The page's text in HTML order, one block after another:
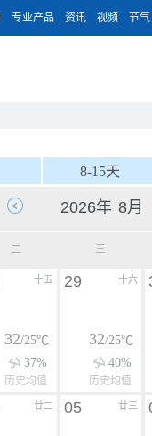
专业产品 资讯 视频 节气
8-15天
二 三
十五
32/25℃
37%
历史均值
十六
29
32/25℃
40%
历史均值
廿二 廿三
05